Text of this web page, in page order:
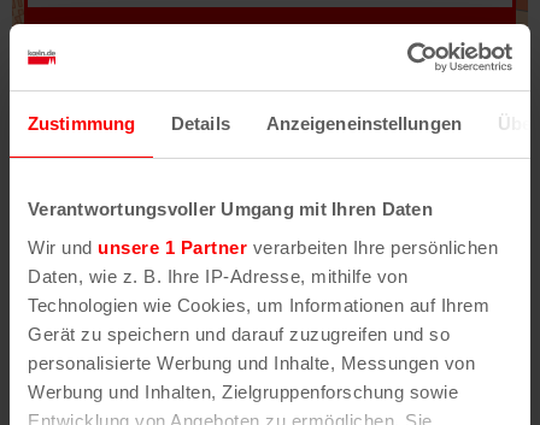
Zustimmung Details Anzeigeneinstellungen
Verantwortungsvoller Umgang mit Ihren Daten
Wir und unsere 1 Partner verarbeiten Ihre persönlichen
Daten, wie z. B. Ihre IP-Adresse, mithilfe von
Technologien wie Cookies, um Informationen auf Ihrem
Gerät zu speichern und darauf zuzugreifen und so
personalisierte Werbung und Inhalte, Messungen von
Werbung und Inhalten, Zielgruppenforschung sowie
Entwicklung von Angeboten zu ermöglichen. Sie
Fehler/Problem melden
Darstellung des RVR-Kartenwerks
Stadtplanwerk
erhältst Du unsere koeln.de-Karte mit vielen
weiteren Details wie z.B. Hausnummern.
Unser Stadtplan basiert auf Daten des
OpenStreetMap
-Projekts (
© OpenStreetMap
Mitwirkende
) und von OpenCycleMap.org